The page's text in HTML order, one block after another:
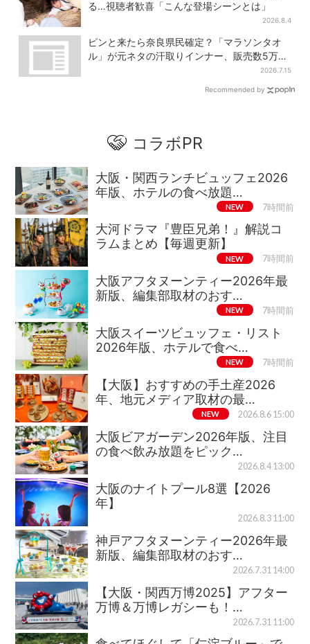
る…視聴者歓喜「こんな登場シーンとは」
2026.8.4
ピンと来たら奈良県民確定？「マラソンタオ
ル」が元ネタの汗取りインナー、販売数5万枚
2026.7.15
Recommended by
コラボPR
大阪・関西ランチビュッフェ2026
年版、ホテルの食べ放題…
NEW 7時間前
大河ドラマ『豊臣兄弟！』解説コ
ラムまとめ【毎週更新】
NEW 7時間前
大阪アフタヌーンティー2026年最
新版、編集部取材のおす…
NEW 7時間前
大阪スイーツビュッフェ・リスト
2026年版、ホテルで食べ…
NEW 7時間前
【大阪】おすすめの手土産2026
年、地元メディア取材の最…
NEW 2026.8.6 15:00
大阪ビアガーデン2026年版、注目
の食べ飲み放題をピック…
2026.8.4 13:00
大阪のナイトプール8選【2026
年】
2026.8.3 11:00
神戸アフタヌーンティー2026年最
新版、編集部取材のおす…
2026.7.31 14:00
【大阪・関西万博2025】アフター
万博＆万博レガシーも！…
2026.7.31 11:00